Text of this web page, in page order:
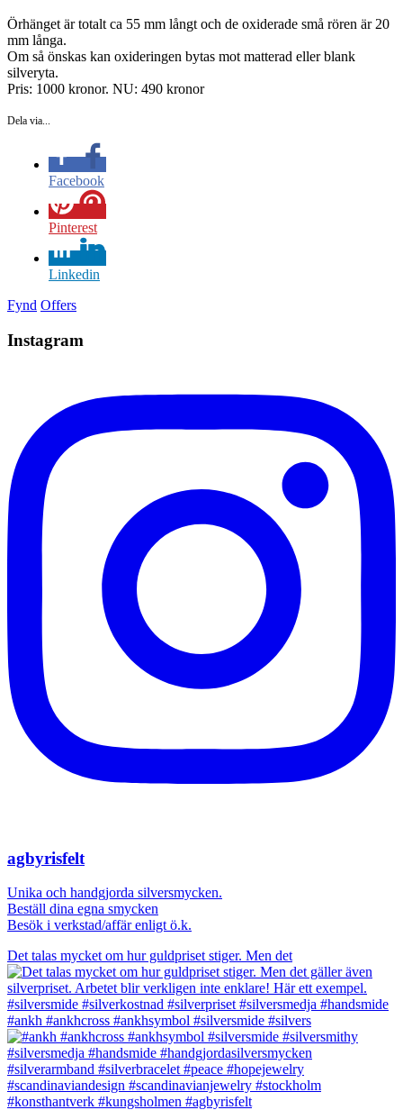
Örhänget är totalt ca 55 mm långt och de oxiderade små rören är 20
mm långa.
Om så önskas kan oxideringen bytas mot matterad eller blank
silveryta.
Pris: 1000 kronor. NU: 490 kronor
Dela via...
Facebook
Pinterest
Linkedin
Fynd Offers
Instagram
agbyrisfelt
Unika och handgjorda silversmycken.
Beställ dina egna smycken
Besök i verkstad/affär enligt ö.k.
Det talas mycket om hur guldpriset stiger. Men det
#ankh #ankhcross #ankhsymbol #silversmide #silvers